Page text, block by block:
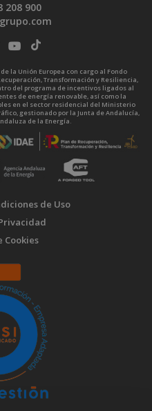
208 900
la Unión Europea con cargo al Fondo
Transformación y Resiliencia,
del programa de incentivos ligados al
de energía renovable, así como la
en el sector residencial del Ministerio
gestionado por la Junta de Andalucía,
de la Energía.
de Uso
Cookies